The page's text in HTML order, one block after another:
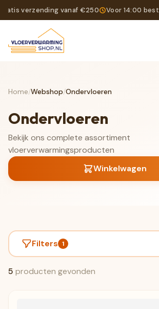
verzending vanaf €250 Voor 14:00
Home/Webshop/Ondervloeren
Ondervloeren
Bekijk ons complete assortiment
vloerverwarmingsproducten
Winkelwagen
Filters 1
5 producten gevonden